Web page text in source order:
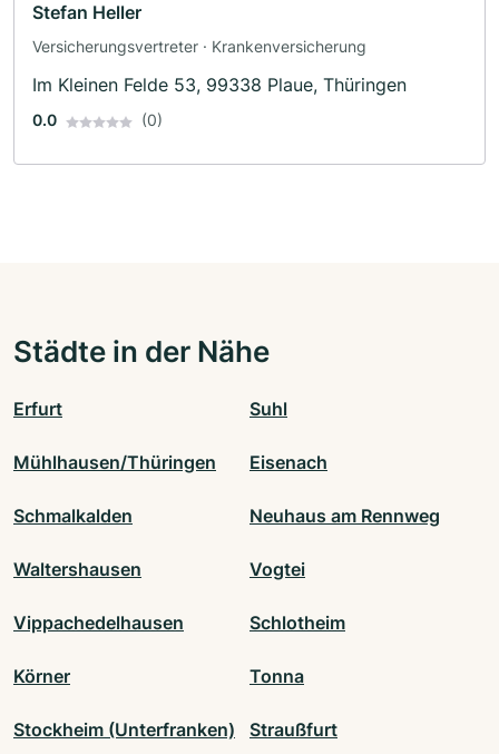
Stefan Heller
Versicherungsvertreter · Krankenversicherung
Im Kleinen Felde 53, 99338 Plaue, Thüringen
0.0 (0)
Städte in der Nähe
Erfurt Suhl
Mühlhausen/Thüringen Eisenach
Schmalkalden Neuhaus am Rennweg
Waltershausen Vogtei
Vippachedelhausen Schlotheim
Körner Tonna
Stockheim (Unterfranken) Straußfurt